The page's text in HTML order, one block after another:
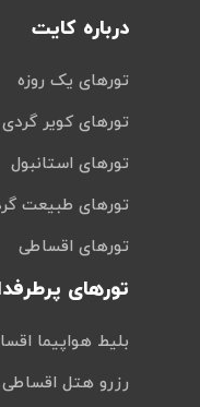
درباره کایت
تورهای یک روزه
تورهای کویر گردی
تورهای استانبول
تورهای طبیعت
تورهای اقساطی
تورهای
بلیط هواپیما
رزرو هتل اقساطی